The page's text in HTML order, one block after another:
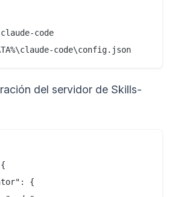
code
del servidor de Skills-
{